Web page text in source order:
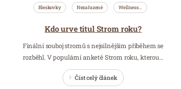
Bleskovky Nezařazené Wellness…
Kdo urve titul Strom roku?
Finální souboj stromů s nejsilnějším příběhem se
rozběhl. V populární anketě Strom roku, kterou…
Číst celý článek